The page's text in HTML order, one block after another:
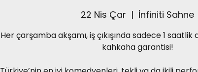
22 Nis Çar
  |
İnfiniti Sahne
Her çarşamba akşamı, iş çıkışında sadece 1
kahkaha garantisi!